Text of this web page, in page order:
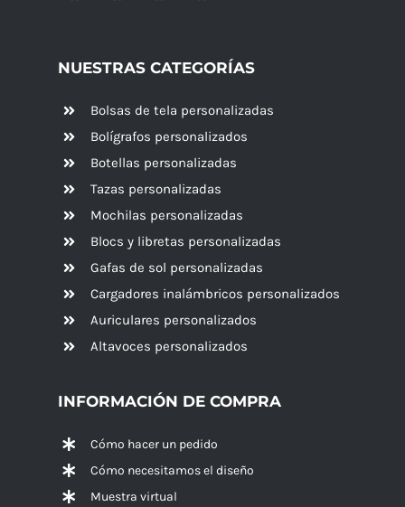
NUESTRAS CATEGORÍAS
Bolsas de tela personalizadas
Bolígrafos personalizados
Botellas personalizadas
Tazas personalizadas
Mochilas personalizadas
Blocs y libretas personalizadas
Gafas de sol personalizadas
Cargadores inalámbricos personalizados
Auriculares personalizados
Altavoces personalizados
INFORMACIÓN DE COMPRA
Cómo hacer un pedido
Cómo necesitamos el diseño
Muestra virtual